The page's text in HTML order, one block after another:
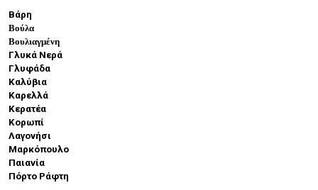
Βάρη
Βούλα
Βουλιαγμένη
Γλυκά Νερά
Γλυφάδα
Καλύβια
Καρελλά
Κερατέα
Κορωπί
Λαγονήσι
Μαρκόπουλο
Παιανία
Πόρτο Ράφτη